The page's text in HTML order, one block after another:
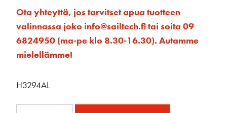
Ota yhteyttä, jos tarvitset apua tuotteen
valinnassa joko info@sailtech.fi tai soita 09
6824950 (ma-pe klo 8.30-16.30). Autamme
mielellämme!
H3294AL